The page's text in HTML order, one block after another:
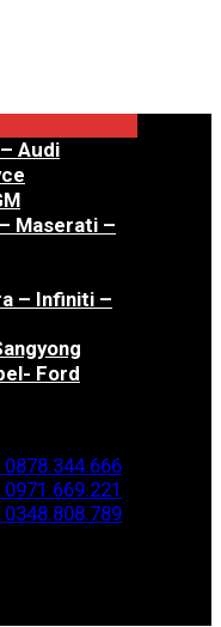
0878.344.666
0971.669.221
0348.808.789
Audi
Maserati –
– Infiniti –
Ford